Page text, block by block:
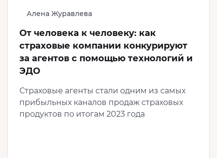
Алена Журавлева
От человека к человеку: как
страховые компании конкурируют
за агентов с помощью технологий и
ЭДО
Страховые агенты стали одним из самых
прибыльных каналов продаж страховых
продуктов по итогам 2023 года